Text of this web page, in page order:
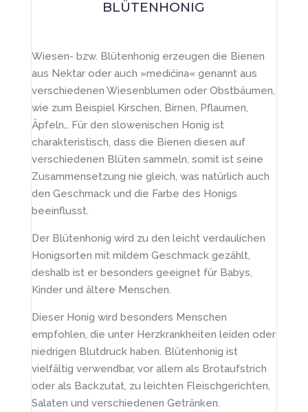
BLÜTENHONIG
Wiesen- bzw. Blütenhonig erzeugen die Bienen
aus Nektar oder auch »medičina« genannt aus
verschiedenen Wiesenblumen oder Obstbäumen,
wie zum Beispiel Kirschen, Birnen, Pflaumen,
Äpfeln… Für den slowenischen Honig ist
charakteristisch, dass die Bienen diesen auf
verschiedenen Blüten sammeln, somit ist seine
Zusammensetzung nie gleich, was natürlich auch
den Geschmack und die Farbe des Honigs
beeinflusst.
Der Blütenhonig wird zu den leicht verdaulichen
Honigsorten mit mildem Geschmack gezählt,
deshalb ist er besonders geeignet für Babys,
Kinder und ältere Menschen.
Dieser Honig wird besonders Menschen
empfohlen, die unter Herzkrankheiten leiden oder
niedrigen Blutdruck haben. Blütenhonig ist
vielfältig verwendbar, vor allem als Brotaufstrich
oder als Backzutat, zu leichten Fleischgerichten,
Salaten und verschiedenen Getränken.